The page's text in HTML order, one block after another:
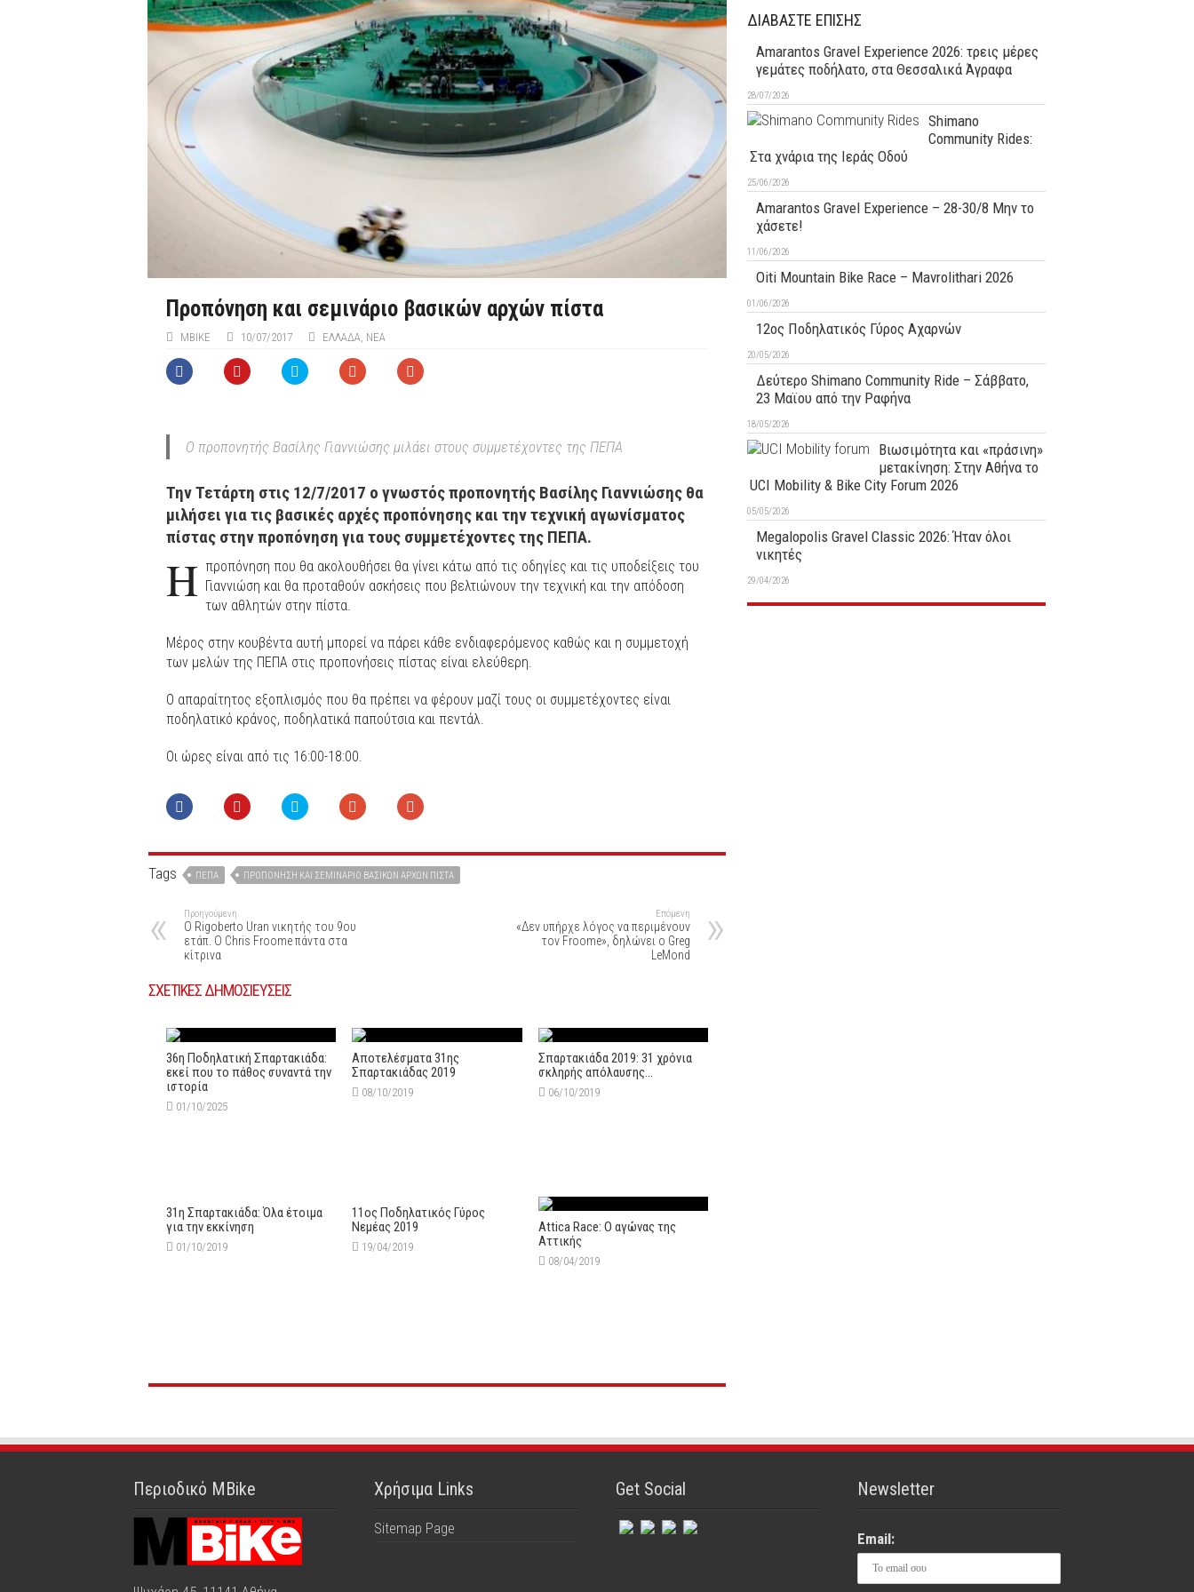
Προπόνηση και σεμινάριο βασικών αρχών πίστα
ΜΒIKE 10/07/2017 ΕΛΛΑΔΑ ΝΕΑ
Ο προπονητής Βασίλης Γιαννιώσης μιλάει στους συμμετέχοντες της ΠΕΠΑ
Την Τετάρτη στις 12/7/2017 ο γνωστός προπονητής Βασίλης Γιαννιώσης θα
μιλήσει για τις βασικές αρχές προπόνησης και την τεχνική αγωνίσματος
πίστας στην προπόνηση για τους συμμετέχοντες της ΠΕΠΑ.
Η προπόνηση που θα ακολουθήσει θα γίνει κάτω από τις οδηγίες και τις υποδείξεις του
Γιαννιώση και θα προταθούν ασκήσεις που βελτιώνουν την τεχνική και την απόδοση
των αθλητών στην πίστα.
Μέρος στην κουβέντα αυτή μπορεί να πάρει κάθε ενδιαφερόμενος καθώς και η συμμετοχή
των μελών της ΠΕΠΑ στις προπονήσεις πίστας είναι ελεύθερη.
Ο απαραίτητος εξοπλισμός που θα πρέπει να φέρουν μαζί τους οι συμμετέχοντες είναι
ποδηλατικό κράνος, ποδηλατικά παπούτσια και πεντάλ.
Οι ώρες είναι από τις 16:00-18:00.
Tags ΠΕΠΑ ΠΡΟΠΌΝΗΣΗ ΚΑΙ ΣΕΜΙΝΆΡΙΟ ΒΑΣΙΚΏΝ ΑΡΧΏΝ ΠΊΣΤΑ
Προηγούμενη
O Rigoberto Uran νικητής του 9ου
ετάπ. Ο Chris Froome πάντα στα
κίτρινα
Επόμενη
«Δεν υπήρχε λόγος να περιμένουν
τον Froome», δηλώνει ο Greg
LeMond
ΣΧΕΤΙΚΕΣ ΔΗΜΟΣΙΕΥΣΕΙΣ
36η Ποδηλατική Σπαρτακιάδα:
εκεί που το πάθος συναντά την
ιστορία
01/10/2025
Αποτελέσματα 31ης
Σπαρτακιάδας 2019
08/10/2019
Σπαρτακιάδα 2019: 31 χρόνια
σκληρής απόλαυσης…
06/10/2019
31η Σπαρτακιάδα: Όλα έτοιμα
για την εκκίνηση
01/10/2019
11ος Ποδηλατικός Γύρος
Νεμέας 2019
19/04/2019
Attica Race: Ο αγώνας της
Αττικής
08/04/2019
ΔΙΑΒΑΣΤΕ ΕΠΙΣΗΣ
Amarantos Gravel Experience 2026: τρεις μέρες
γεμάτες ποδήλατο, στα Θεσσαλικά Άγραφα
28/07/2026
Shimano
Community Rides:
Στα χνάρια της Ιεράς Οδού
25/06/2026
Amarantos Gravel Experience – 28-30/8 Μην το
χάσετε!
11/06/2026
Oiti Mountain Bike Race – Mavrolithari 2026
01/06/2026
12ος Ποδηλατικός Γύρος Αχαρνών
20/05/2026
Δεύτερo Shimano Community Ride – Σάββατο,
23 Μαϊου από την Ραφήνα
18/05/2026
Βιωσιμότητα και «πράσινη»
μετακίνηση: Στην Αθήνα το
UCI Mobility & Bike City Forum 2026
05/05/2026
Megalopolis Gravel Classic 2026: Ήταν όλοι
νικητές
29/04/2026
Περιοδικό MBike Χρήσιμα Links
Sitemap Page
Get Social Newsletter
Email: